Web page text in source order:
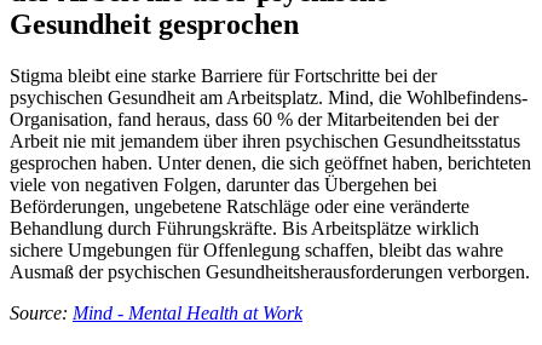
Gesundheit gesprochen
Stigma bleibt eine starke Barriere für Fortschritte bei der
psychischen Gesundheit am Arbeitsplatz. Mind, die Wohlbefindens-
Organisation, fand heraus, dass 60 % der Mitarbeitenden bei der
Arbeit nie mit jemandem über ihren psychischen Gesundheitsstatus
gesprochen haben. Unter denen, die sich geöffnet haben, berichteten
viele von negativen Folgen, darunter das Übergehen bei
Beförderungen, ungebetene Ratschläge oder eine veränderte
Behandlung durch Führungskräfte. Bis Arbeitsplätze wirklich
sichere Umgebungen für Offenlegung schaffen, bleibt das wahre
Ausmaß der psychischen Gesundheitsherausforderungen verborgen.
Source: Mind - Mental Health at Work